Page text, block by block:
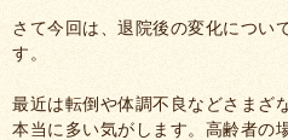
さて今回は、退院後の変化につい
す。
最近は転倒や体調不良などさまざ
本当に多い気がします。高齢者の